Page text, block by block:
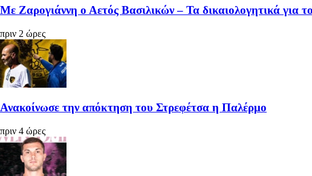
Με Ζαρογιάννη ο Αετός Βασιλικών – Τα δικαιολογητικά για
πριν 2 ώρες
Ανακοίνωσε την απόκτηση του Στρεφέτσα η Παλέρμο
πριν 4 ώρες